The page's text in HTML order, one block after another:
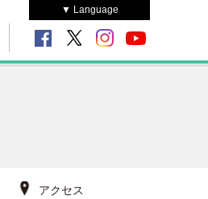
▼ Language
アクセス